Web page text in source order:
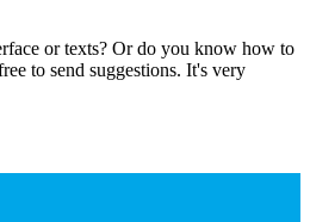
or texts? Or do you know how to
to send suggestions. It's very